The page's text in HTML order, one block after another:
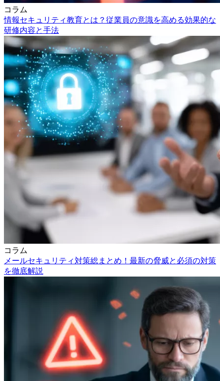
コラム
情報セキュリティ教育とは？従業員の意識を高める効果的な
研修内容と手法
コラム
メールセキュリティ対策総まとめ！最新の脅威と必須の対策
を徹底解説